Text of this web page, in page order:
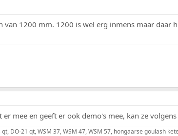
1200 mm. 1200 is wel erg inmens maar daar
mee en geeft er ook demo's mee, kan ze
DO-21 qt, WSM 37, WSM 47, WSM 57, hongaarse goulash